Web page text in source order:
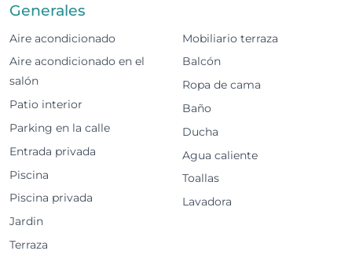
Amplio salón con acceso directo a una terraza
con mesa para comer al aire libre
2 dormitorios en suite en la planta baja con
acceso directo a la piscina y terraza
Garaje privado para 1 coche
Zonas exteriores
Piscina privada
Tumbonas para relajarse al aire libre
Generales
Aire acondicionado
Aire acondicionado en el
salón
Patio interior
Parking en la calle
Entrada privada
Piscina
Piscina privada
Jardin
Terraza
Mobiliario terraza
Balcón
Ropa de cama
Baño
Ducha
Agua caliente
Toallas
Lavadora